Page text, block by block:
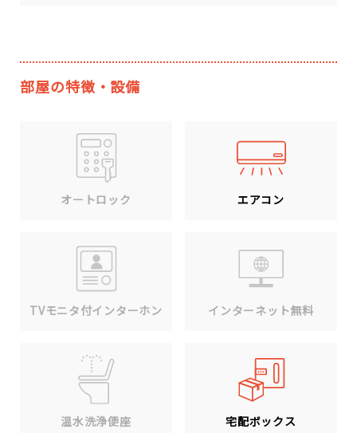
部屋の特徴・設備
オートロック エアコン
TVモニタ付インターホン インターネット無料
温水洗浄便座 宅配ボックス